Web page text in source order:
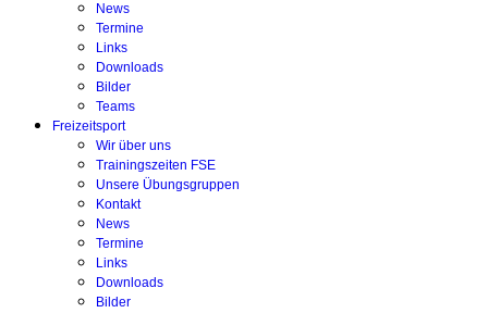
News
Termine
Links
Downloads
Bilder
Teams
Freizeitsport
Wir über uns
Trainingszeiten FSE
Unsere Übungsgruppen
Kontakt
News
Termine
Links
Downloads
Bilder